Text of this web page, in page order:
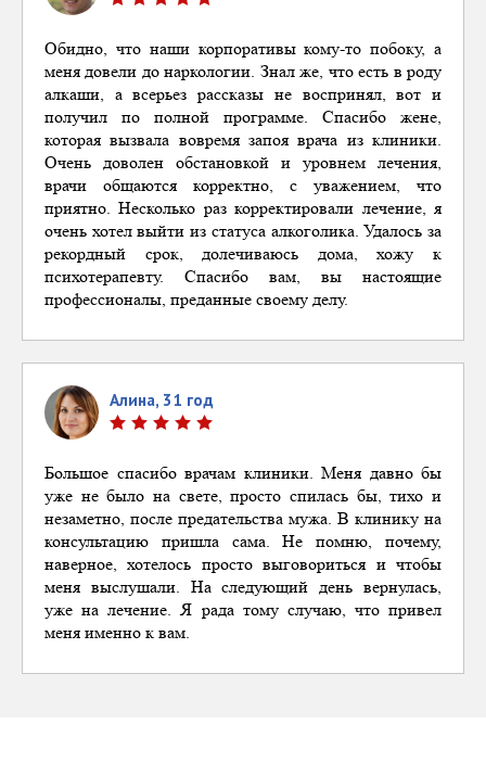
Обидно, что наши корпоративыкому-то побоку, а
меня довели до наркологии. Знал же, что есть в роду
алкаши, а всерьез рассказы не воспринял, вот и
получил по полной программе. Спасибо жене,
которая вызвала вовремя запоя врача из клиники.
Очень доволен обстановкой и уровнем лечения,
врачи общаются корректно, с уважением, что
приятно. Несколько раз корректировали лечение, я
очень хотел выйти из статуса алкоголика. Удалось за
рекордный срок, долечиваюсь дома, хожу к
психотерапевту. Спасибо вам, вы настоящие
профессионалы, преданные своему делу.
Алина, 31 год
Большое спасибо врачам клиники. Меня давно бы
уже не было на свете, просто спилась бы, тихо и
незаметно, после предательства мужа. В клинику на
консультацию пришла сама. Не помню, почему,
наверное, хотелось просто выговориться и чтобы
меня выслушали. На следующий день вернулась,
уже на лечение. Я рада тому случаю, что привел
меня именно к вам.